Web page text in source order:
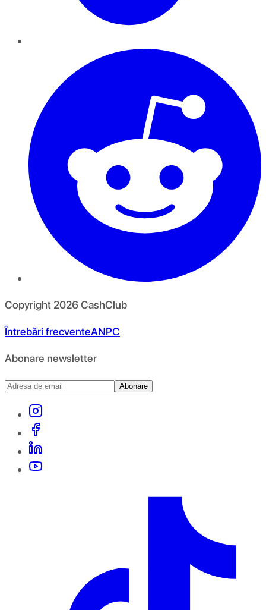
Copyright 2026CashClub
Întrebări frecventeANPC
Abonare newsletter
Abonare